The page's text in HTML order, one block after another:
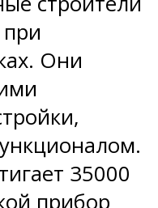
Они
35000
прибор